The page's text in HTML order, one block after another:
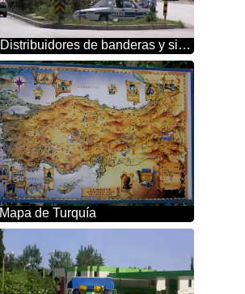
Distribuidores de banderas y signos
Mapa de Turquía